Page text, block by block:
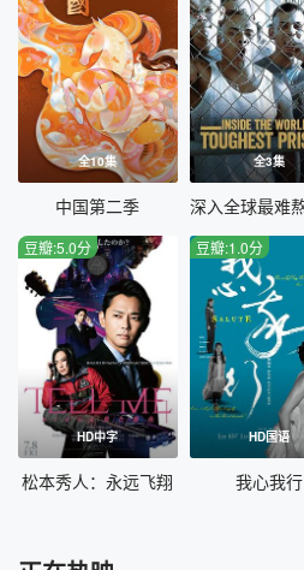
全10集
中国第二季
全3集
HD中字
豆瓣:5.0分
松本秀人：永远飞翔
HD国语
豆瓣:1.0分
我心我行